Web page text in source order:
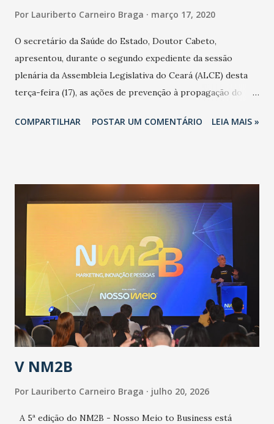
Por Lauriberto Carneiro Braga março 17, 2020
O secretário da Saúde do Estado, Doutor Cabeto,
apresentou, durante o segundo expediente da sessão
plenária da Assembleia Legislativa do Ceará (ALCE) desta
terça-feira (17), as ações de prevenção à propagação do
adotadas pelo Governo do Estado na contenção da
população suspeita e de cuidados com os ambientes
públicos e domiciliares. “Nós não estamos vivendo uma
epidemia comum, como temos em todos os anos, com
aumento de casos de dengue, influenza ou H1N1. Trata-se
de uma epidemia com um vírus diferente, com um poder de
contaminação maior que outros coronavírus”, apontou o
secretário. Segundo ele, é uma epidemia com chance de
contaminação alta, podendo gerar um grande risco à
população e ao sistema de saúde. “Precisamos saber fazer a
estratificação do risco da doença, para não so...
COMPARTILHAR POSTAR UM COMENTÁRIO LEIA MAIS »
V NM2B
Por Lauriberto Carneiro Braga julho 20, 2026
A 5ª edição do NM2B - Nosso Meio to Business está